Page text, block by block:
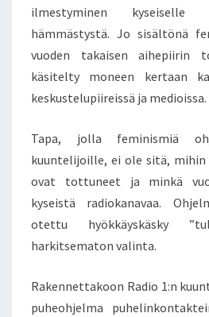
H
E
I
I
R
ilmestyminen kyseiselle
hämmästystä. Jo sisältönä
vuoden takaisen aihepiirin
käsitelty moneen kertaan
keskustelupiireissä ja medioissa.
Tapa, jolla feminismiä
kuuntelijoille, ei ole sitä, mihin
ovat tottuneet ja minkä
kyseistä radiokanavaa.
otettu hyökkäyskäsky
harkitsematon valinta.
Rakennettakoon Radio 1:n
puheohjelma